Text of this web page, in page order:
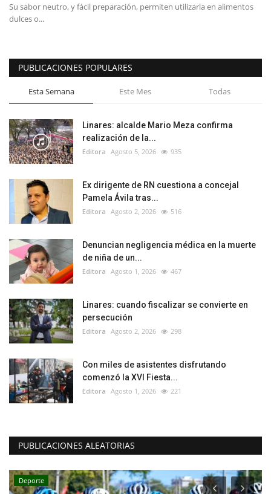
Su sabor neutro, y fácil preparación, permiten utilizarla en alimentos
dulces o...
PUBLICACIONES POPULARES
Esta Semana Este Mes Todas
Linares: alcalde Mario Meza confirma
realización de la...
Editora Agosto 5, 2026 935
Ex dirigente de RN cuestiona a concejal
Pamela Ávila tras...
Editora Agosto 2, 2026 516
Denuncian negligencia médica en la muerte
de niña de un...
Editora Agosto 1, 2026 467
Linares: cuando fiscalizar se convierte en
persecución
Editora Agosto 2, 2026 298
Con miles de asistentes disfrutando
comenzó la XVI Fiesta...
Editora Agosto 1, 2026 221
PUBLICACIONES ALEATORIAS
Deporte